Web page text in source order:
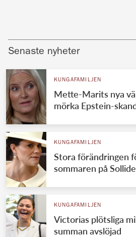
Senaste nyheter
KUNGAFAMILJEN
Mette-Marits nya
mörka Epstein-
KUNGAFAMILJEN
Stora förändringen
sommaren på
KUNGAFAMILJEN
Victorias plötsliga
summan avslöjad